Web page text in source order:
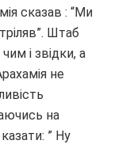
сказав : “Ми
Штаб
і звідки, а
не
на
” Ну